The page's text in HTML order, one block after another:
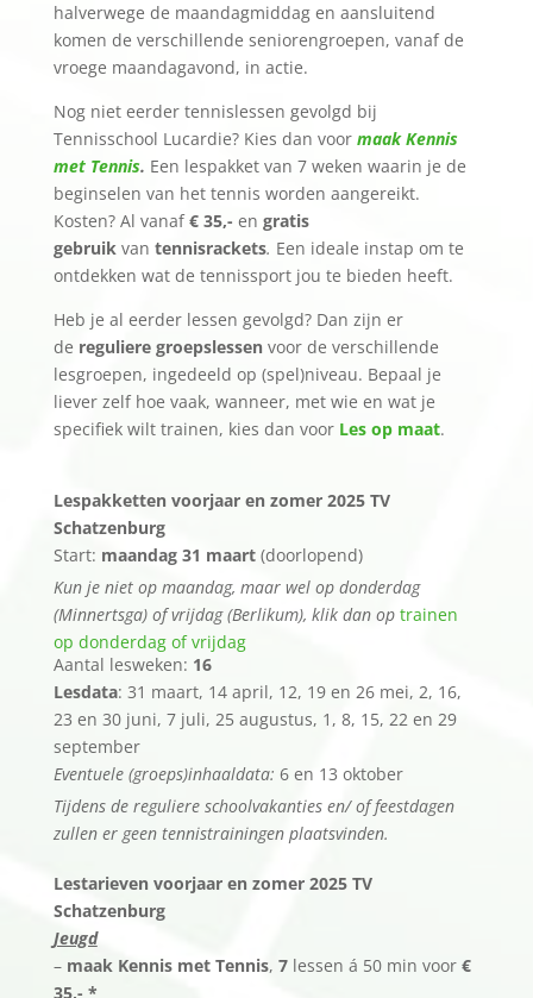
halverwege de maandagmiddag en aansluitend
komen de verschillende seniorengroepen, vanaf de
vroege maandagavond, in actie.
Nog niet eerder tennislessen gevolgd bij
Tennisschool Lucardie? Kies dan voor maak Kennis
met Tennis. Een lespakket van 7 weken waarin je de
beginselen van het tennis worden aangereikt.
Kosten? Al vanaf€ 35,- en gratis
gebruik van tennisrackets. Een ideale instap om te
ontdekken wat de tennissport jou te bieden heeft.
Heb je al eerder lessen gevolgd? Dan zijn er
de reguliere groepslessen voor de verschillende
lesgroepen, ingedeeld op (spel)niveau. Bepaal je
liever zelf hoe vaak, wanneer, met wie en wat je
specifiek wilt trainen, kies dan voor Les op maat.
Lespakketten voorjaar en zomer 2025 TV
Schatzenburg
Start: maandag 31 maart(doorlopend)
Kun je niet op maandag, maar wel op donderdag
(Minnertsga) of vrijdag (Berlikum), klik dan op trainen
op donderdag of vrijdag
Aantal lesweken: 16
Lesdata: 31 maart, 14 april, 12, 19 en 26 mei, 2, 16,
23 en 30 juni, 7 juli, 25 augustus, 1, 8, 15, 22 en 29
september
Eventuele (groeps)inhaaldata: 6 en 13 oktober
Tijdens de reguliere schoolvakanties en/ of feestdagen
zullen er geen tennistrainingen plaatsvinden.
Lestarieven voorjaar en zomer 2025 TV
Schatzenburg
Jeugd
– maak Kennis met Tennis, 7lessen á 50 min voor €
35,- *